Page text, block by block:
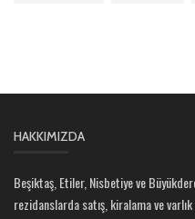
HAKKIMIZDA
Beşiktaş, Etiler, Nisbetiye ve
rezidanslarda satış, kiralama ve